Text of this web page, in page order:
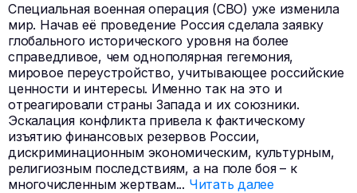
Специальная военная операция (СВО) уже изменила
мир. Начав её проведение Россия сделала заявку
глобального исторического уровня на более
справедливое, чем однополярная гегемония,
мировое переустройство, учитывающее российские
ценности и интересы. Именно так на это и
отреагировали страны Запада и их союзники.
Эскалация конфликта привела к фактическому
изъятию финансовых резервов России,
дискриминационным экономическим, культурным,
религиозным последствиям, а на поле боя – к
многочисленным жертвам... Читать далее